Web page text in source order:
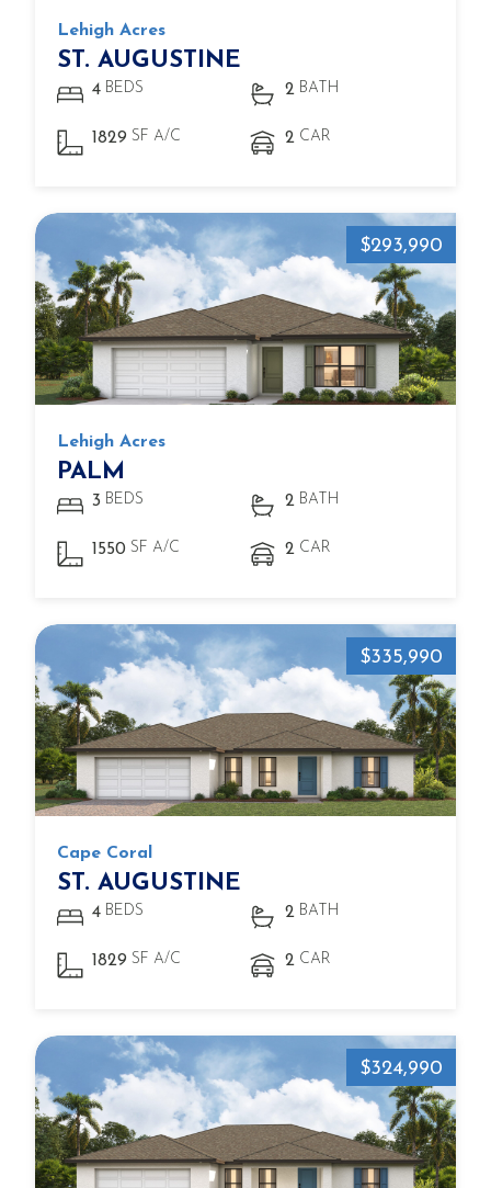
Lehigh Acres
ST. AUGUSTINE
4 BEDS 2 BATH
1829 SF A/C 2 CAR
$293,990
Lehigh Acres
PALM
3 BEDS 2 BATH
1550 SF A/C 2 CAR
$335,990
Cape Coral
ST. AUGUSTINE
4 BEDS 2 BATH
1829 SF A/C 2 CAR
$324,990